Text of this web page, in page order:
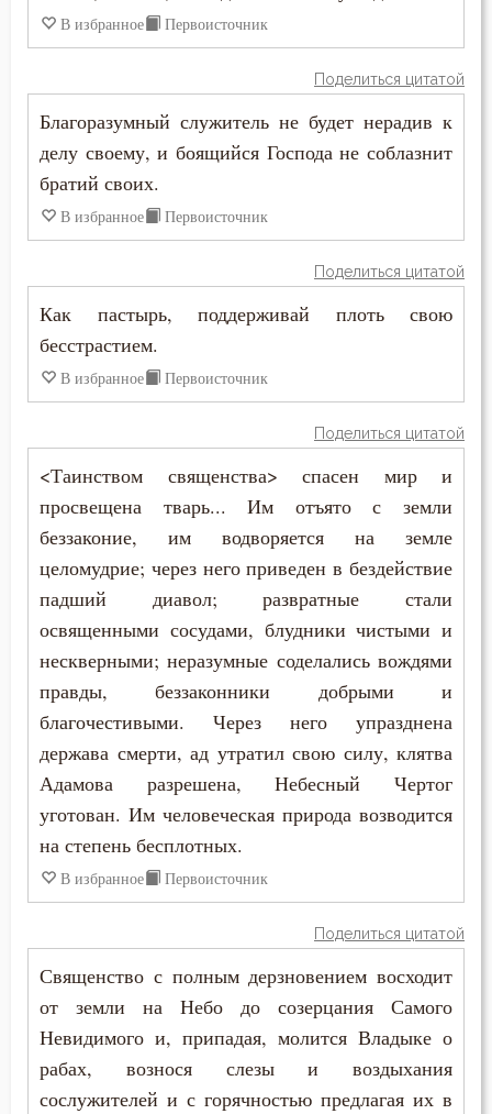
Страшный суд
Суета
Счастье
Тело
Трезвение
Убийство
Ум
Умерший
Умиление
Уныние
Утешение
Храм
Христос
Царство небесное
Церковь
В избранное Первоисточник
Поделиться цитатой
Благоразумный служитель не будет нерадив к
делу своему, и боящийся Господа не соблазнит
братий своих.
В избранное Первоисточник
Поделиться цитатой
Как пастырь, поддерживай плоть свою
бесстрастием.
В избранное Первоисточник
Поделиться цитатой
<Таинством священства> спасен мир и
просвещена тварь... Им отъято с земли
беззаконие, им водворяется на земле
целомудрие; через него приведен в бездействие
падший диавол; развратные стали
освященными сосудами, блудники чистыми и
нескверными; неразумные соделались вождями
правды, беззаконники добрыми и
благочестивыми. Через него упразднена
держава смерти, ад утратил свою силу, клятва
Адамова разрешена, Небесный Чертог
уготован. Им человеческая природа возводится
на степень бесплотных.
В избранное Первоисточник
Поделиться цитатой
Священство с полным дерзновением восходит
от земли на Небо до созерцания Самого
Невидимого и, припадая, молится Владыке о
рабах, вознося слезы и воздыхания
сослужителей и с горячностью предлагая их в